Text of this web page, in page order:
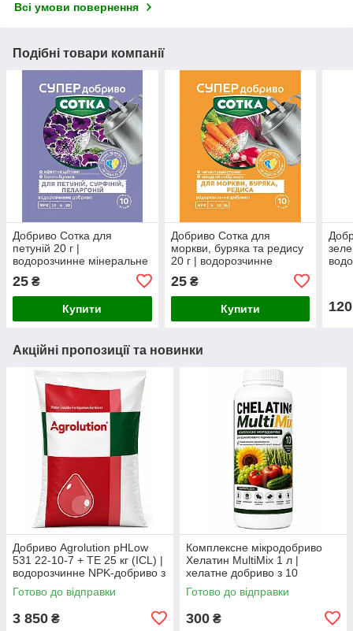
Всі умови повернення
Подібні товари компанії
Добриво Сотка для
петуній 20 г |
водорозчинне мінеральне
25 ₴
Купити
Добриво Сотка для
моркви, буряка та редису
20 г | водорозчинне
мінеральне добриво NPK
6-12-36
25₴
Купити 120
Акційні пропозиції та новинки
Добриво Agrolution pHLow
531 22-10-7 + TE 25 кг (ICL) |
водорозчинне NPK-добриво з
мікроелементами для
фертигації та інтенсивного
Готово до відправки
3 850 ₴
Комплексне мікродобриво
Хелатин MultiMix 1 л |
хелатне добриво з 10
мікроелементами для
позакореневого підживлення
Готово до відправки
300 ₴